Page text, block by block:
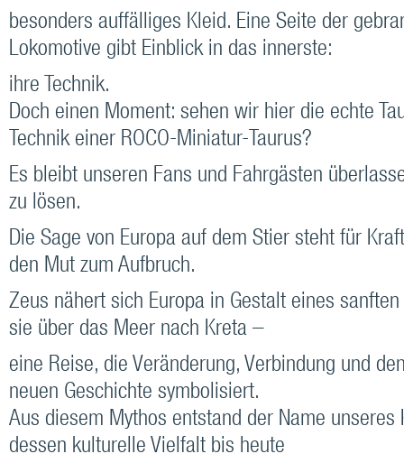
besonders auffälliges Kleid. Eine Seite der
Lokomotive gibt Einblick in das innerste:
ihre Technik.
Doch einen Moment: sehen wir hier die echte
Technik einer ROCO-Miniatur-Taurus?
Es bleibt unseren Fans und Fahrgästen
zu lösen.
Die Sage von Europa auf dem Stier steht für
den Mut zum Aufbruch.
Zeus nähert sich Europa in Gestalt eines
sie über das Meer nach Kreta –
eine Reise, die Veränderung, Verbindung und
neuen Geschichte symbolisiert.
Aus diesem Mythos entstand der Name unseres
dessen kulturelle Vielfalt bis heute